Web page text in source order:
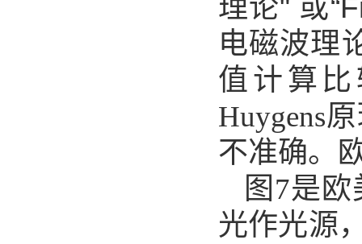
理论" 或
电磁波理
值计算
Huygens
不准确。
图7是
光作光源